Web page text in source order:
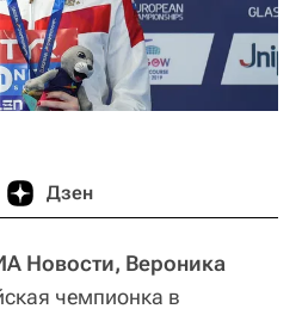
Дзен
Новости, Вероника
чемпионка в